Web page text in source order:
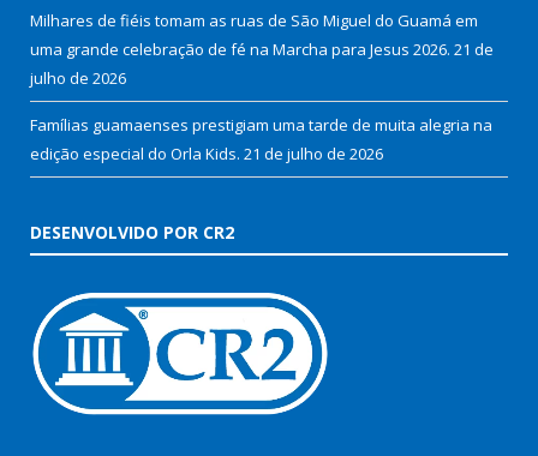
Milhares de fiéis tomam as ruas de São Miguel do Guamá em
uma grande celebração de fé na Marcha para Jesus 2026. 21 de
julho de 2026
Famílias guamaenses prestigiam uma tarde de muita alegria na
edição especial do Orla Kids. 21 de julho de 2026
DESENVOLVIDO POR CR2